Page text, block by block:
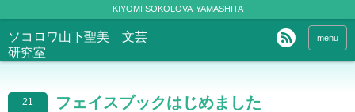
KIYOMI SOKOLOVA-YAMASHITA
ソコロワ山下聖美 文芸
研究室
menu
21
フェイスブックはじめました